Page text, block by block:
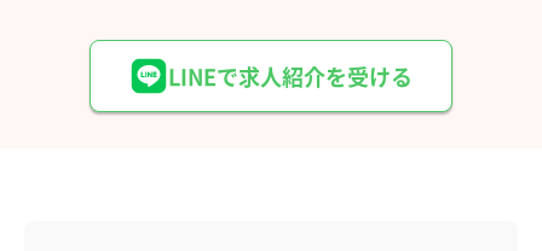
LINEで求人紹介を受ける